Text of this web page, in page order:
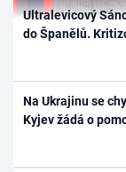
Ultralevicový
do Španělů.
Na Ukrajinu se
Kyjev žádá o